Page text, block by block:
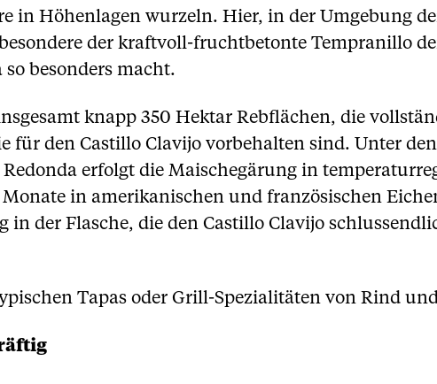
in Höhenlagen wurzeln. Hier, in der Umgebung
der kraftvoll-fruchtbetonte Tempranillo
besonders macht.
knapp 350 Hektar Rebflächen, die
für den Castillo Clavijo vorbehalten sind. Unter den
erfolgt die Maischegärung in
in amerikanischen und französischen
in der Flasche, die den Castillo Clavijo
Tapas oder Grill-Spezialitäten von Rind